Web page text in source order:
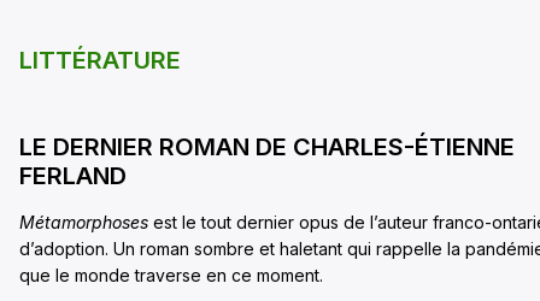
LITTÉRATURE
LE DERNIER ROMAN DE CHARLES-ÉTIENNE
FERLAND
Métamorphoses est le tout dernier opus de l’auteur franco-
d’adoption. Un roman sombre et haletant qui rappelle la
que le monde traverse en ce moment.